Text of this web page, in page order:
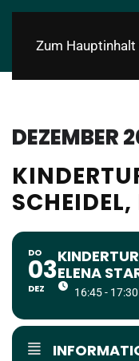
Zum
DEZEMBER
DO
03
DEZ
ELENA
16:45 - 17:30